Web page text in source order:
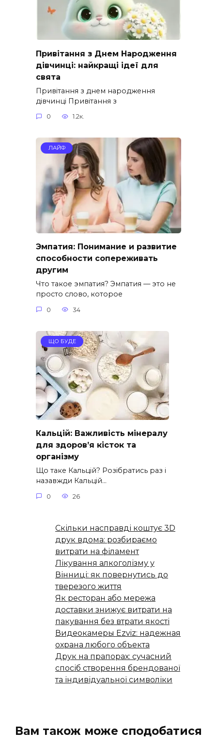
Привітання з Днем Народження
дівчинці: найкращі ідеї для
свята
Привітання з днем народження
дівчинці Привітання з
0 1.2к.
ЛАЙФ
Эмпатия: Понимание и развитие
способности сопереживать
другим
Что такое эмпатия? Эмпатия — это не
просто слово, которое
0 34
ЩО БУДЕ
Кальцій: Важливість мінералу
для здоров’я кісток та
організму
Що таке Кальцій? Розібратись раз і
назавжди Кальцій…
0 26
Скільки насправді коштує 3D
друк вдома: розбираємо
витрати на філамент
Лікування алкоголізму у
Вінниці: як повернутись до
тверезого життя
Як ресторан або мережа
доставки знижує витрати на
пакування без втрати якості
Видеокамеры Ezviz: надежная
охрана любого объекта
Друк на прапорах: сучасний
спосіб створення брендованої
та індивідуальної символіки
Вам також може сподобатися